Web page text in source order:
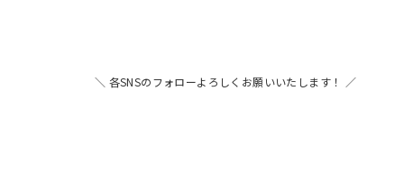
＼ 各SNSのフォローよろしくお願いいたします！ ／